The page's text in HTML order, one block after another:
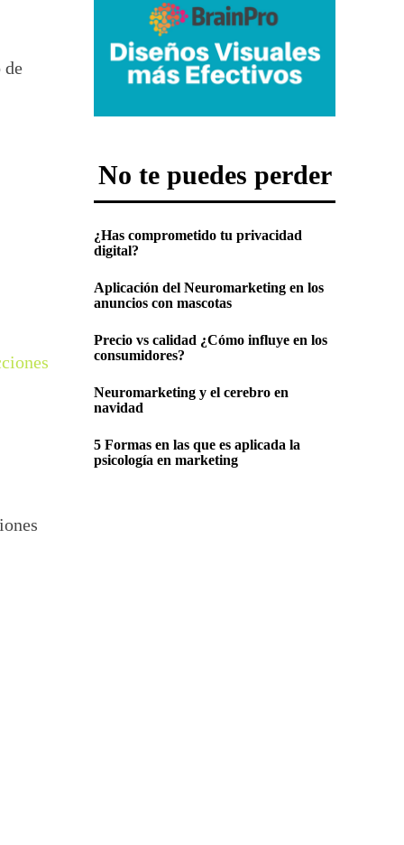
de
No te puedes perder
¿Has comprometido tu privacidad
digital?
Aplicación del Neuromarketing en los
anuncios con mascotas
Precio vs calidad ¿Cómo influye en los
consumidores?
Neuromarketing y el cerebro en
navidad
5 Formas en las que es aplicada la
psicología en marketing